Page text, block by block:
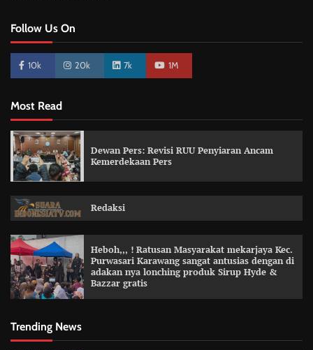
Follow Us On
10k 20k 7k 1M
Most Read
Dewan Pers: Revisi RUU Penyiaran Ancam
Kemerdekaan Pers
Redaksi
Heboh,,, ! Ratusan Masyarakat mekarjaya Kec.
Purwasari Karawang sangat antusias dengan di
adakan nya lonching produk Sirup Hyde &
Bazzar gratis
Trending News